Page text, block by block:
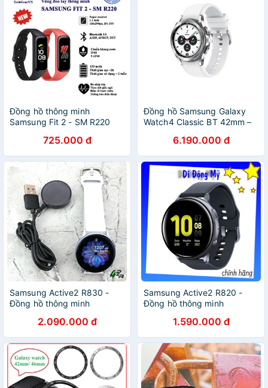
Đồng hồ thông minh
Samsung Fit 2 - SM R220
725.000 đ
Đồng hồ Samsung Galaxy
Watch4 Classic BT 42mm –
6.190.000 đ
Samsung Active2 R830 -
Đồng hồ thông minh
Active 2 40mm
2.090.000 đ
Samsung Active2 R820 -
Đồng hồ thông minh
Active 2 44mm
1.590.000 đ